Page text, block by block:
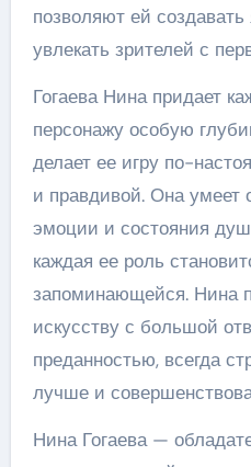
позволяют ей
увлекать зрителей с
Гогаева Нина придает
персонажу особую
делает ее игру по-
и правдивой. Она умеет
эмоции и состояния
каждая ее роль
запоминающейся. Нина
искусству с большой
преданностью, всегда
лучше и
Нина Гогаева —